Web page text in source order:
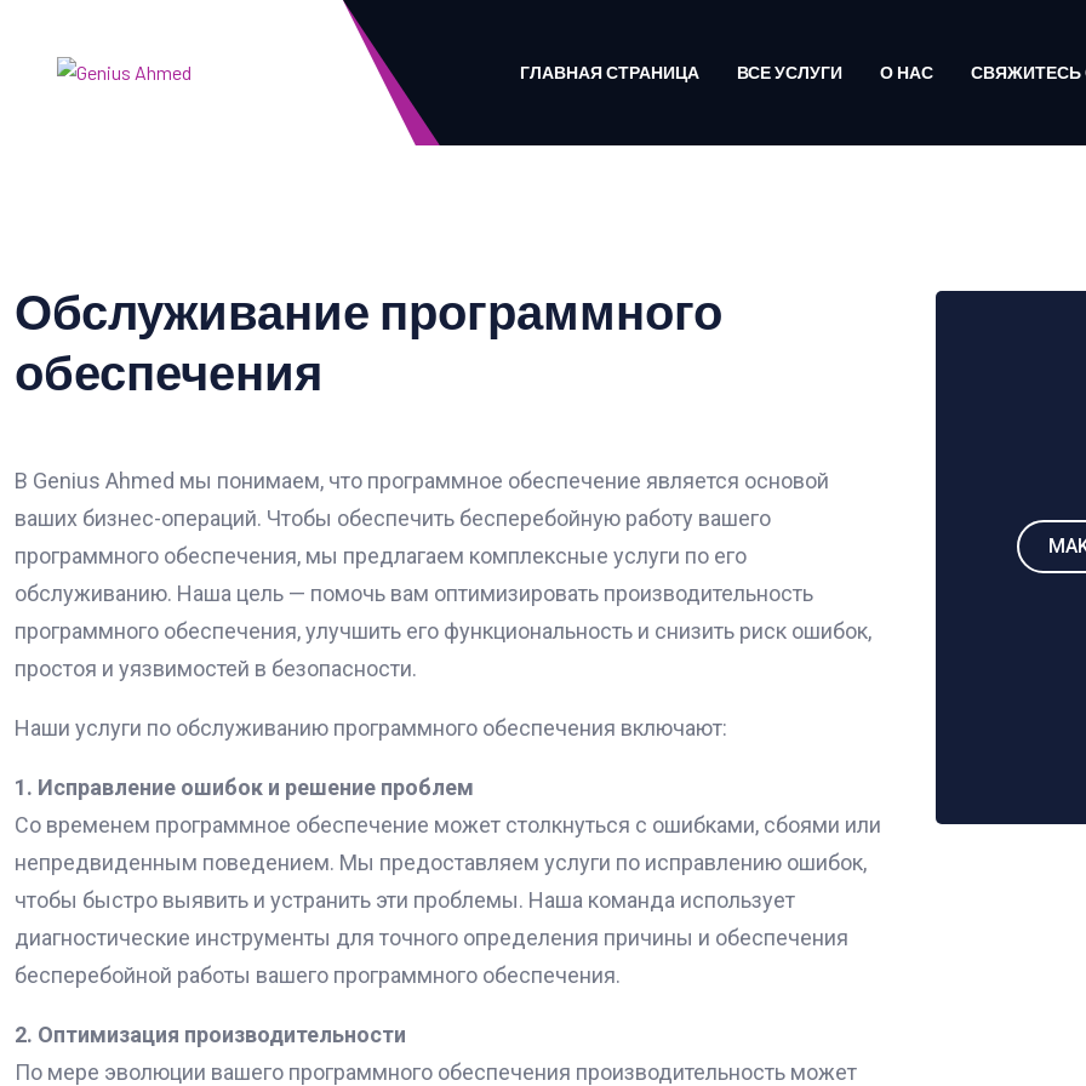
ГЛАВНАЯ СТРАНИЦА ВСЕ УСЛУГИ О НАС СВЯЖИТЕСЬ
Обслуживание программного
обеспечения
В Genius Ahmed мы понимаем, что программное обеспечение является основой
ваших бизнес-операций. Чтобы обеспечить бесперебойную работу вашего
программного обеспечения, мы предлагаем комплексные услуги по его
обслуживанию. Наша цель — помочь вам оптимизировать производительность
программного обеспечения, улучшить его функциональность и снизить риск ошибок,
простоя и уязвимостей в безопасности.
Наши услуги по обслуживанию программного обеспечения включают:
1. Исправление ошибок и решение проблем
Со временем программное обеспечение может столкнуться с ошибками, сбоями или
непредвиденным поведением. Мы предоставляем услуги по исправлению ошибок,
чтобы быстро выявить и устранить эти проблемы. Наша команда использует
диагностические инструменты для точного определения причины и обеспечения
бесперебойной работы вашего программного обеспечения.
2. Оптимизация производительности
По мере эволюции вашего программного обеспечения производительность может